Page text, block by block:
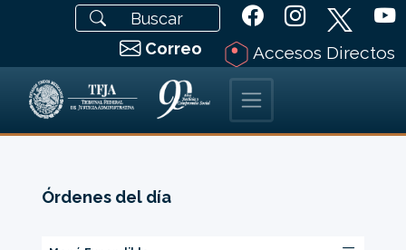
Correo Accesos Directos
Órdenes del día